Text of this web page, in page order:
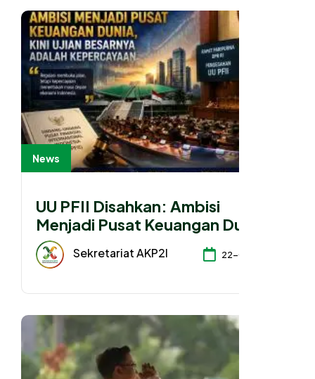
News
UU PFII Disahkan: Ambisi
Menjadi Pusat Keuangan Dunia,
Kini Ujian Besarnya Adalah
Kepercayaan
Sekretariat AKP2I 22-07-2026